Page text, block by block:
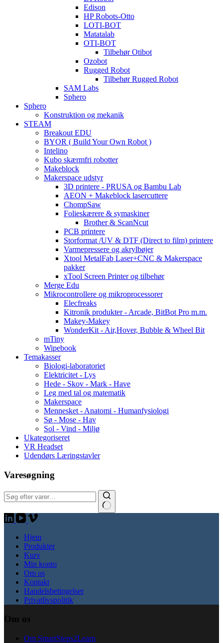
Edison
HP Robots-Otto
LOTI-BOT
Matatalab
OTI-BOT
Tilbehør Otibot
Ozobot
Rugged Robot
Tilbehør Rugged Robot
SAM Labs
Sphero
Sphero
Konstruktion og mekanik
STEAM
Breakout EDU
BYOR ( Build Your Own Robot )
Intelino
Kubo skærmfri robotter
Makeblock
Makerspace udstyr
3D printere - PRUSA og Bambu Lab
AEON + Makeblock lasercuttere
ChompSaw
Folieskærere & symaskiner
Brother & ScanNcut
PCB printere
Storformat /UV & DTF (Direct to film) printere
Varmepressere og akrylbøjer
Xtool MetalFab Laser+CNC & Makerspace
pakker
xTool Screen Printer og tilbehør
Merge Edu
Mikrocontrollere og mikroprocessorer
Elecfreaks
Kitronik produkter - Arcade, BitBot Pro m.m.
Makey-Makey
WonderKit - Air,Hover, Bubble & Wheel Bit
mTiny
Wipebook
Temakasser
Biologi-laboratoriet
Elektricitet - Lys
Hede - Skov - Mark - Have
Leg med tal og matematik
Makerspace
Mennesket - Anatomi - Humanfysiologi
Sø - Mose - Hav
Sol - Vind - Miljø
Ukategoriseret
VR Headset
Udendørs Læringstavler
Varesøgning
Søg:
Hjem
Produkter
Kurv
Min konto
Om os
Kontakt
Handelsbetingelser
Privatlivspolitik
Om os
Om SmartSteps2Learn